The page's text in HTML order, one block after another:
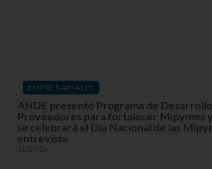
EMPRESARIALES
ANDE presentó Programa de
Proveedores para fortalecer Mipymes
se celebrará el Día Nacional de las
entrevista
31/07/26